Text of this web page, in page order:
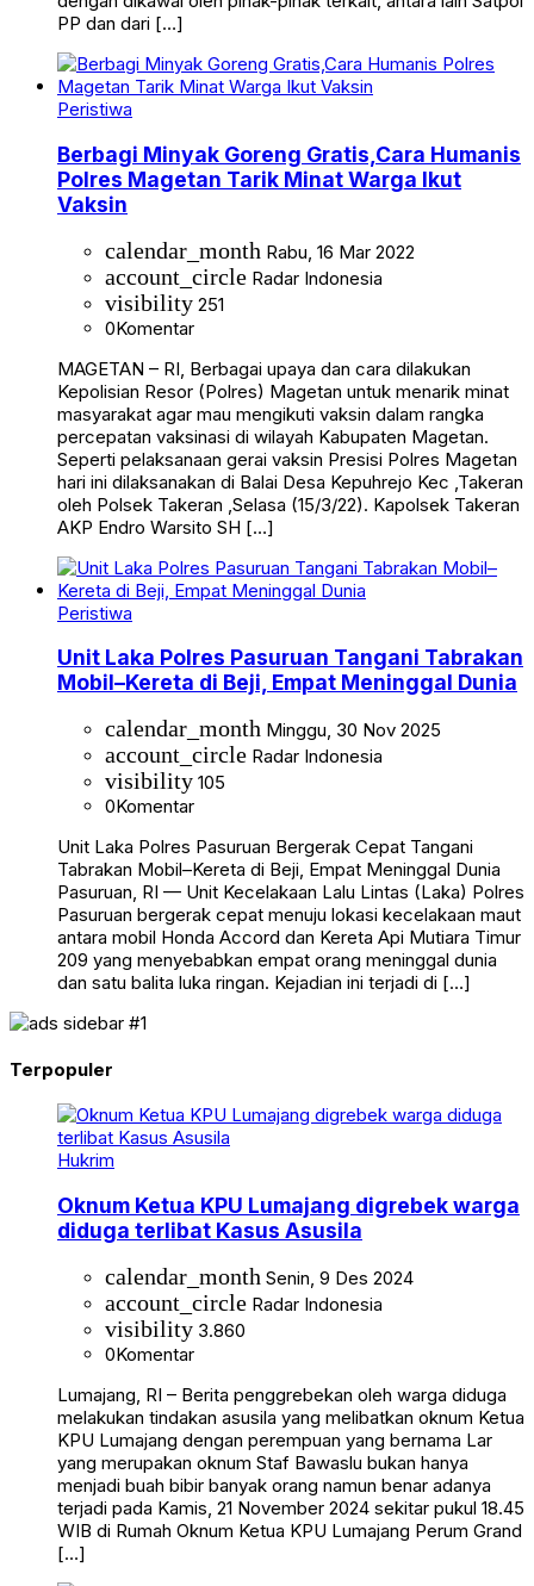
PP dan dari […]
Peristiwa
Berbagi Minyak Goreng Gratis,Cara Humanis
Polres Magetan Tarik Minat Warga Ikut
Vaksin
calendar_month Rabu, 16 Mar 2022
account_circle Radar Indonesia
visibility 251
0Komentar
MAGETAN – RI, Berbagai upaya dan cara dilakukan
Kepolisian Resor (Polres) Magetan untuk menarik minat
masyarakat agar mau mengikuti vaksin dalam rangka
percepatan vaksinasi di wilayah Kabupaten Magetan.
Seperti pelaksanaan gerai vaksin Presisi Polres Magetan
hari ini dilaksanakan di Balai Desa Kepuhrejo Kec ,Takeran
oleh Polsek Takeran ,Selasa (15/3/22). Kapolsek Takeran
AKP Endro Warsito SH […]
Peristiwa
Unit Laka Polres Pasuruan Tangani Tabrakan
Mobil–Kereta di Beji, Empat Meninggal Dunia
calendar_month Minggu, 30 Nov 2025
account_circle Radar Indonesia
visibility 105
0Komentar
Unit Laka Polres Pasuruan Bergerak Cepat Tangani
Tabrakan Mobil–Kereta di Beji, Empat Meninggal Dunia
Pasuruan, RI — Unit Kecelakaan Lalu Lintas (Laka) Polres
Pasuruan bergerak cepat menuju lokasi kecelakaan maut
antara mobil Honda Accord dan Kereta Api Mutiara Timur
209 yang menyebabkan empat orang meninggal dunia
dan satu balita luka ringan. Kejadian ini terjadi di […]
Terpopuler
Hukrim
Oknum Ketua KPU Lumajang digrebek warga
diduga terlibat Kasus Asusila
calendar_month Senin, 9 Des 2024
account_circle Radar Indonesia
visibility 3.860
0Komentar
Lumajang, RI – Berita penggrebekan oleh warga diduga
melakukan tindakan asusila yang melibatkan oknum Ketua
KPU Lumajang dengan perempuan yang bernama Lar
yang merupakan oknum Staf Bawaslu bukan hanya
menjadi buah bibir banyak orang namun benar adanya
terjadi pada Kamis, 21 November 2024 sekitar pukul 18.45
WIB di Rumah Oknum Ketua KPU Lumajang Perum Grand
[…]